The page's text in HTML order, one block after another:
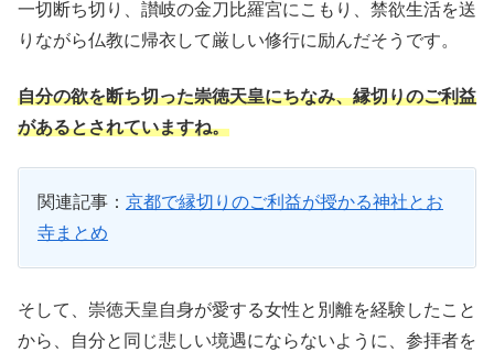
一切断ち切り、讃岐の金刀比羅宮にこもり、禁欲生活を送
りながら仏教に帰衣して厳しい修行に励んだそうです。
自分の欲を断ち切った崇徳天皇にちなみ、縁切りのご利益
があるとされていますね。
関連記事： 京都で縁切りのご利益が授かる神社とお
寺まとめ
そして、崇徳天皇自身が愛する女性と別離を経験したこと
から、自分と同じ悲しい境遇にならないように、参拝者を